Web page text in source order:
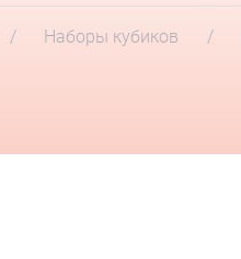
Наборы кубиков